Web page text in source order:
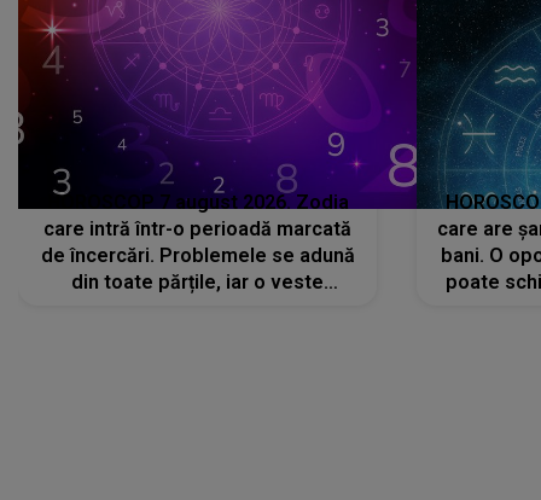
HOROSCOP 7 august 2026. Zodia
care intră într-o perioadă marcată
de încercări. Problemele se adună
din toate părțile, iar o veste
care are
bani. O
poate